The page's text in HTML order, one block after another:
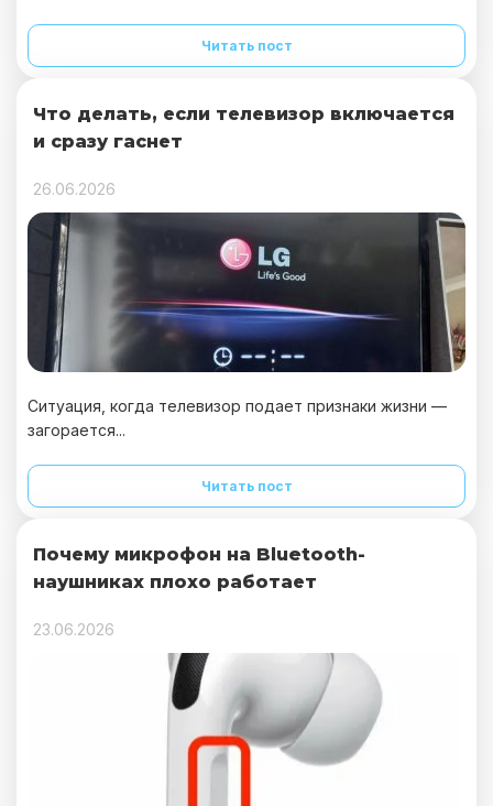
Читать пост
Что делать, если телевизор включается
и сразу гаснет
26.06.2026
Ситуация, когда телевизор подает признаки жизни —
загорается...
Читать пост
Почему микрофон на Bluetooth-
наушниках плохо работает
23.06.2026